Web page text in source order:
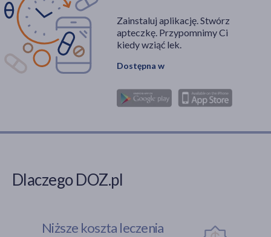
Zainstaluj aplikację. Stwórz
apteczkę. Przypomnimy Ci
kiedy wziąć lek.
Dostępna w
Dlaczego DOZ.pl
Niższe koszta leczenia